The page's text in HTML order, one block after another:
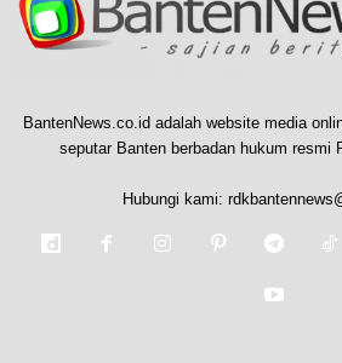
BantenNews.co.id adalah website media
seputar Banten berbadan hukum resmi
Hubungi kami: